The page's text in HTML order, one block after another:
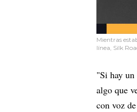
Mientras
línea, Silk
"Si hay
algo que
con voz